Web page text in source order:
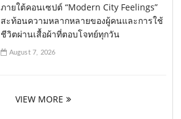
ภายใต้คอนเซปต์ “Modern City Feelings”
สะท้อนความหลากหลายของผู้คนและการใช้
ชีวิตผ่านเสื้อผ้าที่ตอบโจทย์ทุกวัน
August 7, 2026
VIEW MORE